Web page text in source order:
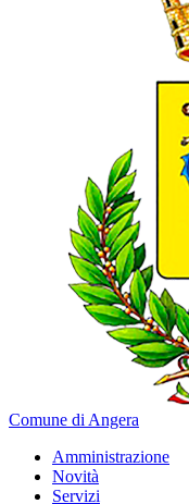
Comune di Angera
Amministrazione
Novità
Servizi